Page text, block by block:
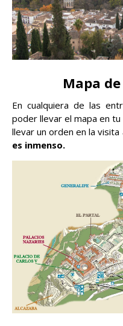
Mapa
En cualquiera de las
poder llevar el mapa en
llevar un orden en la visita
es inmenso.